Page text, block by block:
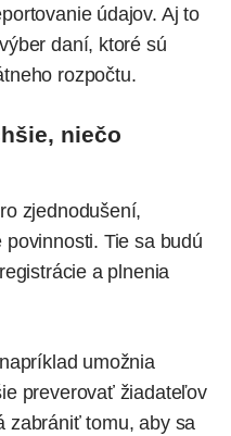
údajov. Aj to
daní, ktoré sú
rozpočtu.
niečo
zjednodušení,
Tie sa budú
a plnenia
umožnia
preverovať žiadateľov
zabrániť tomu, aby sa